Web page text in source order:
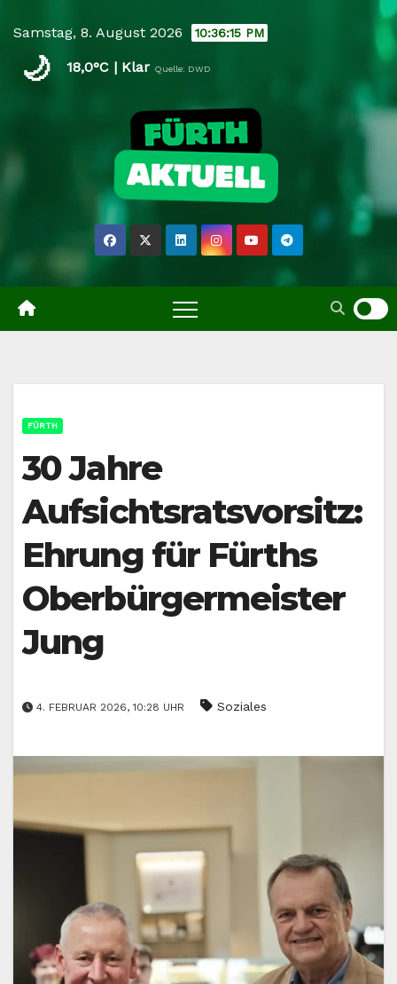
content
Samstag, 8. August 2026 10:36:16 PM
🌙 18,0°C | Klar Quelle: DWD
FÜRTH
30 Jahre
Aufsichtsratsvorsitz:
Ehrung für Fürths
Oberbürgermeister
Jung
4. FEBRUAR 2026, 10:28 UHR Soziales